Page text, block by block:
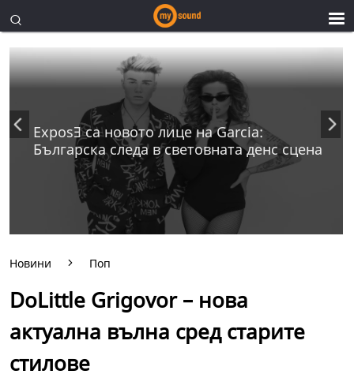
ExposƎ са новото лице на Garcia:
Българска следа в световната денс сцена
Новини Поп
DoLittle Grigovor – нова
актуална вълна сред старите
стилове